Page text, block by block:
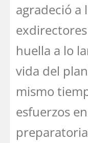
agradeció a
huella a lo
vida del
mismo
esfuerzos